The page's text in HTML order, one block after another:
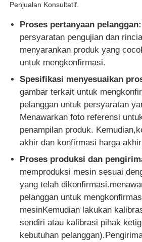
Penjualan Konsultatif.
Proses pertanyaan pelanggan:
persyaratan pengujian dan
menyarankan produk yang
untuk mengkonfirmasi.
Spesifikasi menyesuaikan
gambar terkait untuk
pelanggan untuk persyaratan
Menawarkan foto referensi
penampilan produk.
akhir dan konfirmasi harga
Proses produksi dan
memproduksi mesin sesuai
yang telah
pelanggan untuk
mesinKemudian lakukan
sendiri atau kalibrasi pihak
kebutuhan